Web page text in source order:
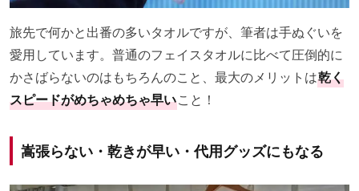
旅先で何かと出番の多いタオルですが、筆者は手ぬぐいを
愛用しています。普通のフェイスタオルに比べて圧倒的に
かさばらないのはもちろんのこと、最大のメリットは乾く
スピードがめちゃめちゃ早いこと！
嵩張らない・乾きが早い・代用グッズにもなる